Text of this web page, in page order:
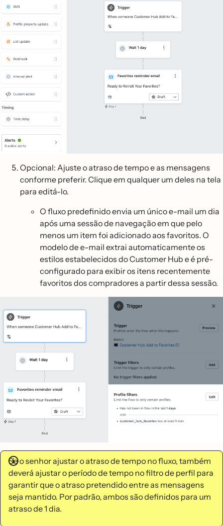
Opcional: Ajuste o atraso de tempo e as mensagens
conforme preferir. Clique em qualquer um deles na tela
para editá-lo.
O fluxo predefinido envia um único e-mail um dia
após uma sessão de navegação em que pelo
menos um item foi adicionado aos favoritos. O
modelo de e-mail extrai automaticamente os
estilos estabelecidos do Customer Hub e é pré-
configurado para exibir os itens recentemente
favoritos dos compradores a partir dessa sessão.
Se o senhor ajustar o atraso de tempo no fluxo, também
deverá ajustar o período de tempo no filtro de perfil para
garantir que o atraso pretendido entre as mensagens
seja mantido. Por padrão, ambos são definidos para um
atraso de 1 dia.